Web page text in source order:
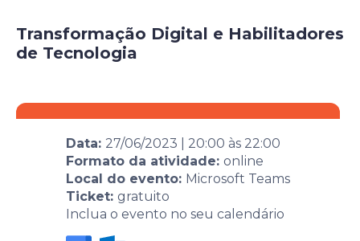
Transformação Digital e Habilitadores
de Tecnologia
Data: 27/06/2023 20:00às 22:00
Formato da atividade:online
Local do evento: Microsoft Teams
Ticket:gratuito
Inclua o evento no seu calendário